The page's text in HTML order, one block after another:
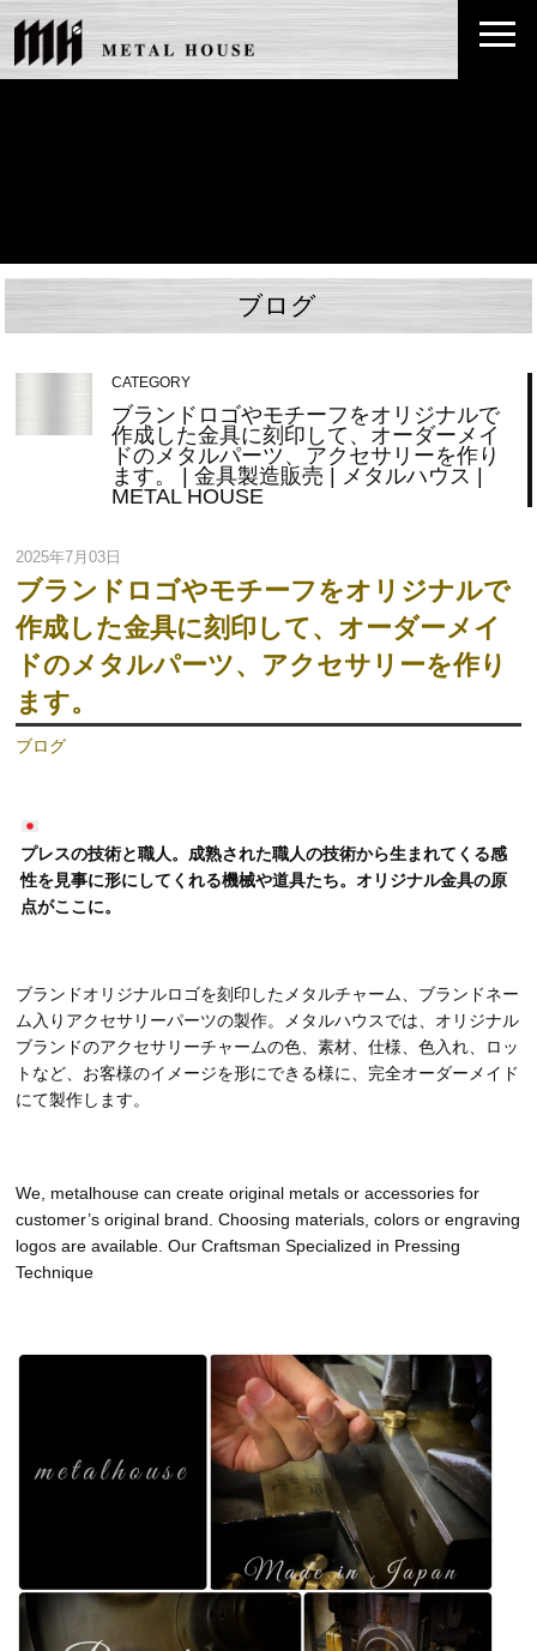
ブログ
CATEGORY
ブランドロゴやモチーフをオリジナルで
作成した金具に刻印して、オーダーメイ
ドのメタルパーツ、アクセサリーを作り
ます。 | 金具製造販売 | メタルハウス |
METAL HOUSE
2025年7月03日
ブランドロゴやモチーフをオリジナルで
作成した金具に刻印して、オーダーメイ
ドのメタルパーツ、アクセサリーを作り
ます。
ブログ
プレスの技術と職人。成熟された職人の技術から生まれてくる感
性を見事に形にしてくれる機械や道具たち。オリジナル金具の原
点がここに。
ブランドオリジナルロゴを刻印したメタルチャーム、ブランドネー
ム入りアクセサリーパーツの製作。メタルハウスでは、オリジナル
ブランドのアクセサリーチャームの色、素材、仕様、色入れ、ロッ
トなど、お客様のイメージを形にできる様に、完全オーダーメイド
にて製作します。
We, metalhouse can create original metals or accessories for
customer’s original brand. Choosing materials, colors or engraving
logos are available. Our Craftsman Specialized in Pressing
Technique